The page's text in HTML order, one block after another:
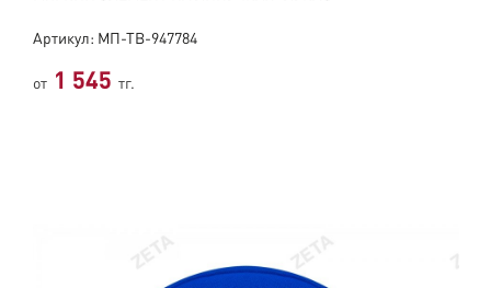
Артикул: МП-ТВ-947784
от 1 545 тг.